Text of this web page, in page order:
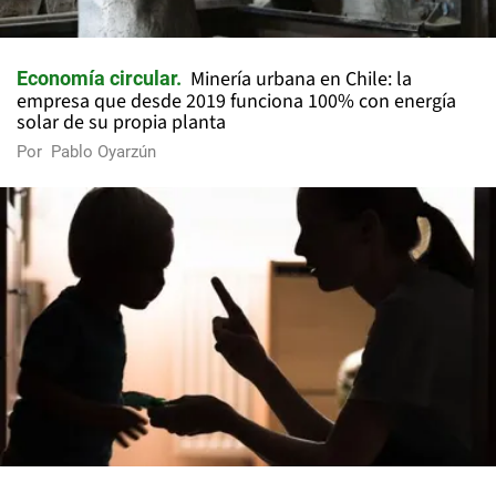
Economía circular
Minería urbana en Chile: la
empresa que desde 2019 funciona 100% con energía
solar de su propia planta
Por Pablo Oyarzún